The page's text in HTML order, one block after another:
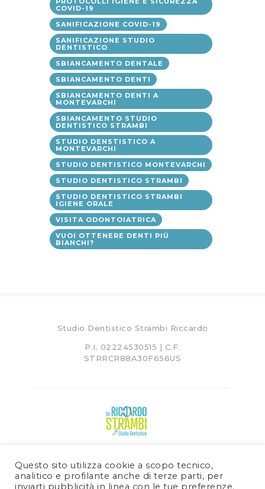
COVID-19
SANIFICAZIONE COVID-19
SANIFICAZIONE STUDIO
DENTISTICO
SBIANCAMENTO DENTALE
SBIANCAMENTO DENTI
SBIANCAMENTO DENTI A
MONTEVARCHI
SBIANCAMENTO STUDIO
DENTISTICO STRAMBI
STUDIO DENSTISTICO A
MONTEVARCHI
STUDIO DENTISTICO MONTEVARCHI
STUDIO DENTISTICO STRAMBI
STUDIO DENTISTICO STRAMBI
IGIENE ORALE
VISITA ODONTOIATRICA
VUOI OTTENERE DENTI PIÙ
BIANCHI?
Studio Dentistico Strambi Riccardo
P.I. 02224530515 | C.F.
STRRCR88A30F656US
Questo sito utilizza cookie a scopo tecnico,
analitico e profilante anche di terze parti, per
inviarti pubblicità in linea con le tue preferenze.